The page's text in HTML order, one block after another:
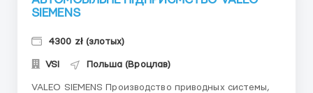
SIEMENS
4300 zł (злотых)
VSI Польша (Вроцлав)
VALEO SIEMENS Производство приводных системы,